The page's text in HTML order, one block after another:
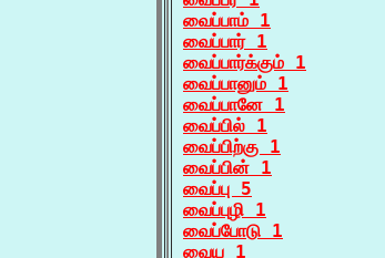
வைப்பாம் 1
வைப்பார் 1
வைப்பார்க்கும் 1
வைப்பானும் 1
வைப்பானே 1
வைப்பில் 1
வைப்பிற்கு 1
வைப்பின் 1
வைப்பு 5
வைப்புழி 1
வைப்போடு 1
வைய 1